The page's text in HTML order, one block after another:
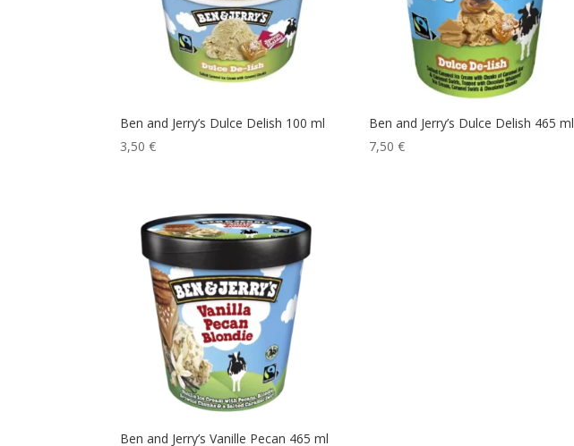
Ben and Jerry’s Dulce Delish 100 ml
3,50€
Ben and Jerry’s Dulce Delish 465 ml
7,50€
Ben and Jerry’s Vanille Pecan 465 ml